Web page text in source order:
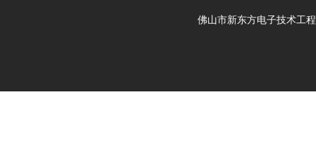
佛山市新东方电子技术工